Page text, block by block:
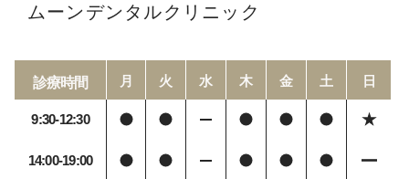
ムーンデンタルクリニック
診療時間 月 火 水 木 金 土 日
9:30-12:30
14:00-19:00